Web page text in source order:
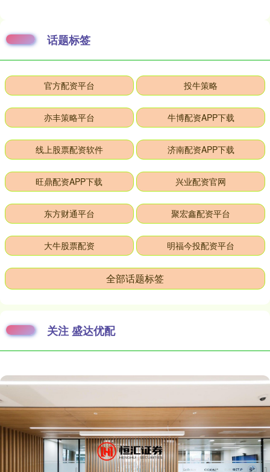
话题标签
官方配资平台 投牛策略
亦丰策略平台 牛博配资APP下载
线上股票配资软件 济南配资APP下载
旺鼎配资APP下载 兴业配资官网
东方财通平台 聚宏鑫配资平台
大牛股票配资 明福今投配资平台
全部话题标签
关注 盛达优配